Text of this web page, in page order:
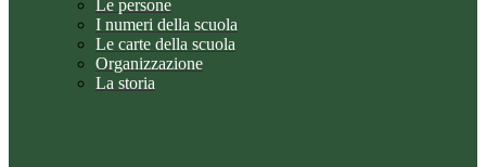
Le persone
I numeri della scuola
Le carte della scuola
Organizzazione
La storia